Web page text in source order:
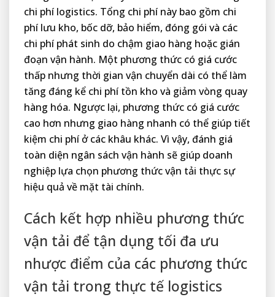
chi phí logistics. Tổng chi phí này bao gồm chi
phí lưu kho, bốc dỡ, bảo hiểm, đóng gói và các
chi phí phát sinh do chậm giao hàng hoặc gián
đoạn vận hành. Một phương thức có giá cước
thấp nhưng thời gian vận chuyển dài có thể làm
tăng đáng kể chi phí tồn kho và giảm vòng quay
hàng hóa. Ngược lại, phương thức có giá cước
cao hơn nhưng giao hàng nhanh có thể giúp tiết
kiệm chi phí ở các khâu khác. Vì vậy, đánh giá
toàn diện ngân sách vận hành sẽ giúp doanh
nghiệp lựa chọn phương thức vận tải thực sự
hiệu quả về mặt tài chính.
Cách kết hợp nhiều phương thức
vận tải để tận dụng tối đa ưu
nhược điểm của các phương thức
vận tải trong thực tế logistics